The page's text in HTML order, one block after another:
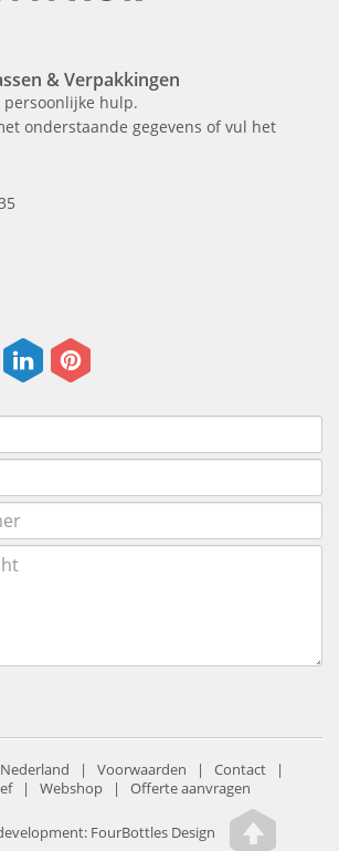
& Verpakkingen
persoonlijke hulp.
onderstaande gegevens of vul het
Nederland | Voorwaarden | Contact |
| Webshop| Offerte aanvragen
FourBottles Design